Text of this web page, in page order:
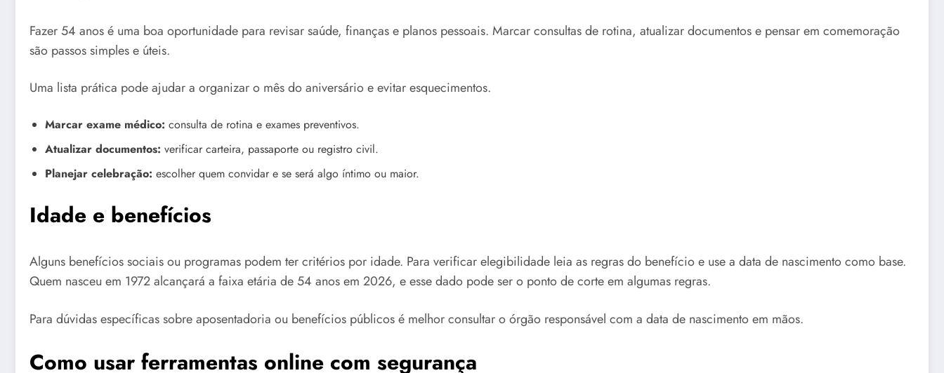
Fazer 54 anos é uma boa oportunidade para revisar saúde, finanças e planos pessoais. Marcar consultas de rotina, atualizar documentos e pensar em comemoração
são passos simples e úteis.
Uma lista prática pode ajudar a organizar o mês do aniversário e evitar esquecimentos.
Marcar exame médico: consulta de rotina e exames preventivos.
Atualizar documentos: verificar carteira, passaporte ou registro civil.
Planejar celebração: escolher quem convidar e se será algo íntimo ou maior.
Idade e benefícios
Alguns benefícios sociais ou programas podem ter critérios por idade. Para verificar elegibilidade leia as regras do benefício e use a data de nascimento como base.
Quem nasceu em 1972 alcançará a faixa etária de 54 anos em 2026, e esse dado pode ser o ponto de corte em algumas regras.
Para dúvidas específicas sobre aposentadoria ou benefícios públicos é melhor consultar o órgão responsável com a data de nascimento em mãos.
Como usar ferramentas online com segurança